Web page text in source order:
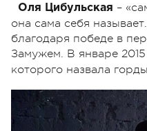
Оля Цибульская –
она сама себя
благодаря победе в
Замужем. В январе 2015
которого назвала